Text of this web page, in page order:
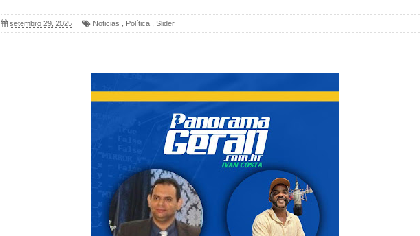
setembro 29, 2025 Noticias Política Slider